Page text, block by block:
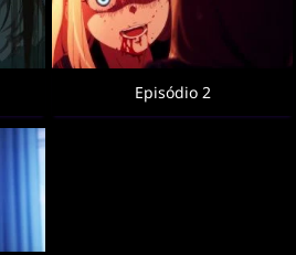
Episódio 2